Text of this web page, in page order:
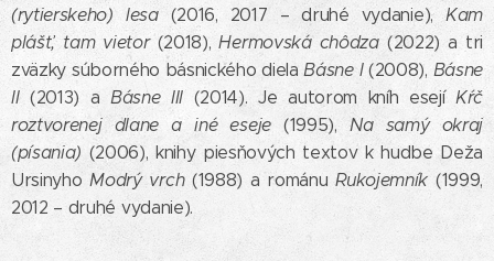
(rytierskeho) lesa(2016, 2017 – druhé vydanie),Kam
plášť, tam vietor(2018),Hermovská chôdza (2022) a tri
zväzky súborného básnického dielaBásne I(2008), Básne
II(2013) aBásne III (2014). Je autorom kníh esejí Kŕč
roztvorenej dlane a iné eseje(1995),Na samý okraj
(písania) (2006), knihy piesňových textov k hudbe Deža
UrsinyhoModrý vrch(1988) a románuRukojemník (1999,
2012 – druhé vydanie).